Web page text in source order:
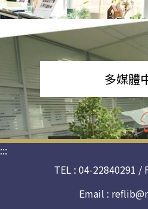
多媒體
:::
TEL : 04-22840291 /
Email :